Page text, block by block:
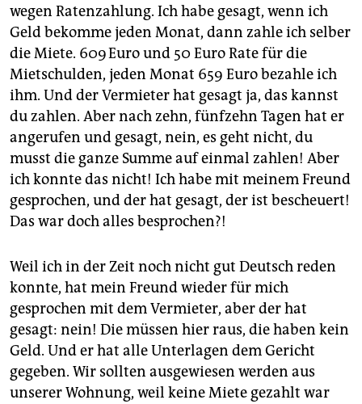
wegen Ratenzahlung. Ich habe gesagt, wenn ich
Geld bekomme jeden Monat, dann zahle ich selber
die Miete. 609 Euro und 50 Euro Rate für die
Mietschulden, jeden Monat 659 Euro bezahle ich
ihm. Und der Vermieter hat gesagt ja, das kannst
du zahlen. Aber nach zehn, fünfzehn Tagen hat er
angerufen und gesagt, nein, es geht nicht, du
musst die ganze Summe auf einmal zahlen! Aber
ich konnte das nicht! Ich habe mit meinem Freund
gesprochen, und der hat gesagt, der ist bescheuert!
Das war doch alles besprochen?!
Weil ich in der Zeit noch nicht gut Deutsch reden
konnte, hat mein Freund wieder für mich
gesprochen mit dem Vermieter, aber der hat
gesagt: nein! Die müssen hier raus, die haben kein
Geld. Und er hat alle Unterlagen dem Gericht
gegeben. Wir sollten ausgewiesen werden aus
unserer Wohnung, weil keine Miete gezahlt war